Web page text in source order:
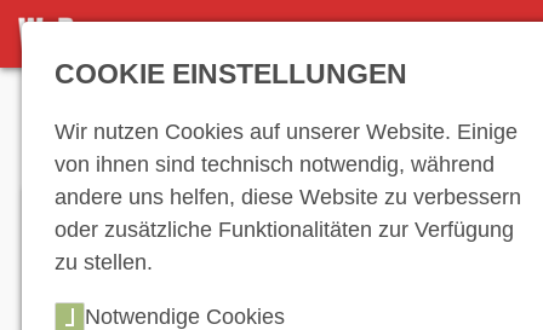
DETAILSEITE
COOKIE EINSTELLUNGEN
Wir nutzen Cookies auf unserer Website. Einige
von ihnen sind technisch notwendig, während
andere uns helfen, diese Website zu verbessern
oder zusätzliche Funktionalitäten zur Verfügung
zu stellen.
Notwendige Cookies